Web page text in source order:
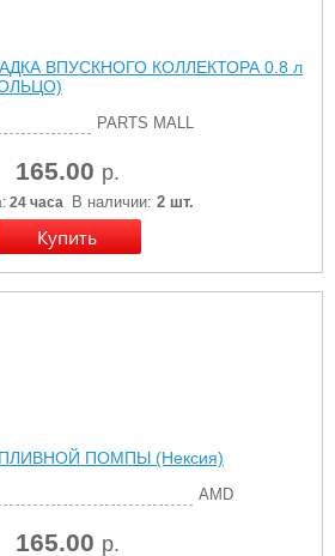
ВПУСКНОГО КОЛЛЕКТОРА 0.8 л
PARTS MALL
165.00 р.
24 часа В наличии: 2 шт.
ПОМПЫ (Нексия)
AMD
165.00 р.